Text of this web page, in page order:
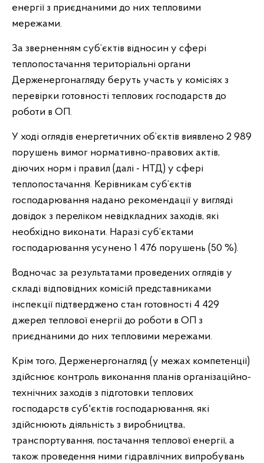
енергії з приєднаними до них тепловими
мережами.
За зверненням суб’єктів відносин у сфері
теплопостачання територіальні органи
Держенергонагляду беруть участь у комісіях з
перевірки готовності теплових господарств до
роботи в ОП.
У ході оглядів енергетичних об’єктів виявлено 2 989
порушень вимог нормативно-правових актів,
діючих норм і правил (далі - НТД) у сфері
теплопостачання. Керівникам суб’єктів
господарювання надано рекомендації у вигляді
довідок з переліком невідкладних заходів, які
необхідно виконати. Наразі суб’єктами
господарювання усунено 1 476 порушень (50 %).
Водночас за результатами проведених оглядів у
складі відповідних комісій представниками
інспекції підтверджено стан готовності 4 429
джерел теплової енергії до роботи в ОП з
приєднаними до них тепловими мережами.
Крім того, Держенергонагляд (у межах компетенції)
здійснює контроль виконання планів організаційно-
технічних заходів з підготовки теплових
господарств суб'єктів господарювання, які
здійснюють діяльність з виробництва,
транспортування, постачання теплової енергії, а
також проведення ними гідравлічних випробувань